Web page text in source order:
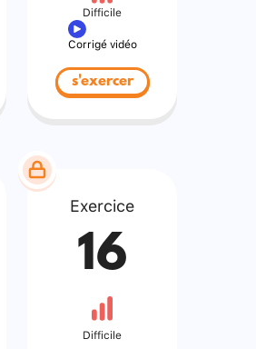
Difficile
Corrigé vidéo
s'exercer
Exercice
16
Difficile